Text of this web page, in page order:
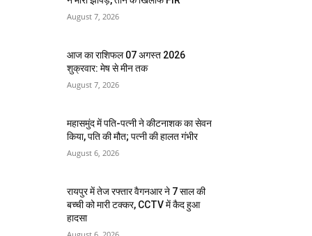
August 7, 2026
आज का राशिफल 07 अगस्त 2026
शुक्रवार: मेष से मीन तक
August 7, 2026
महासमुंद में पति-पत्नी ने कीटनाशक का सेवन
किया, पति की मौत; पत्नी की हालत गंभीर
August 6, 2026
रायपुर में तेज रफ्तार वैगनआर ने 7 साल की
बच्ची को मारी टक्कर, CCTV में कैद हुआ
हादसा